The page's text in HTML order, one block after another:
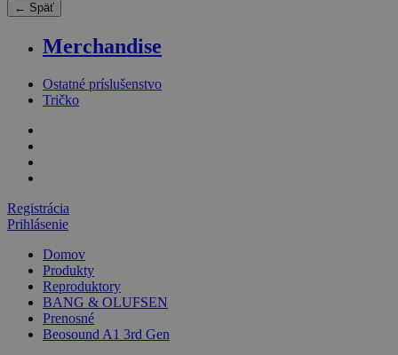
← Späť
Merchandise
Ostatné príslušenstvo
Tričko
Registrácia
Prihlásenie
Domov
Produkty
Reproduktory
BANG & OLUFSEN
Prenosné
Beosound A1 3rd Gen